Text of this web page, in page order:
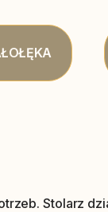
Stolarz